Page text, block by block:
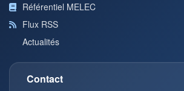
Référentiel MELEC
Flux RSS
Actualités
Contact